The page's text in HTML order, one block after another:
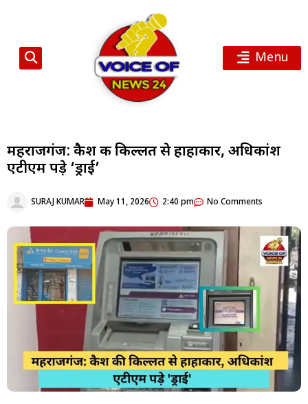
Menu
महराजगंज: कैश की किल्लत से हाहाकार, अधिकांश
एटीएम पड़े ‘ड्राई’
SURAJ KUMAR May 11, 2026 2:40 pm No Comments